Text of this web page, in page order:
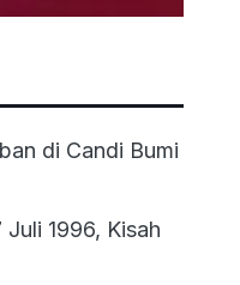
di Candi Bumi
1996, Kisah